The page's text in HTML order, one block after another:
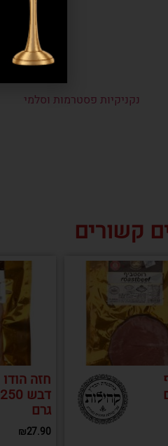
נקניקיות פסטרמות וסלמי
קשורים
חזה הודו
דבש 250
גרם
₪27.90